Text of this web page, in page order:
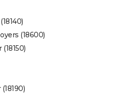
(18600)